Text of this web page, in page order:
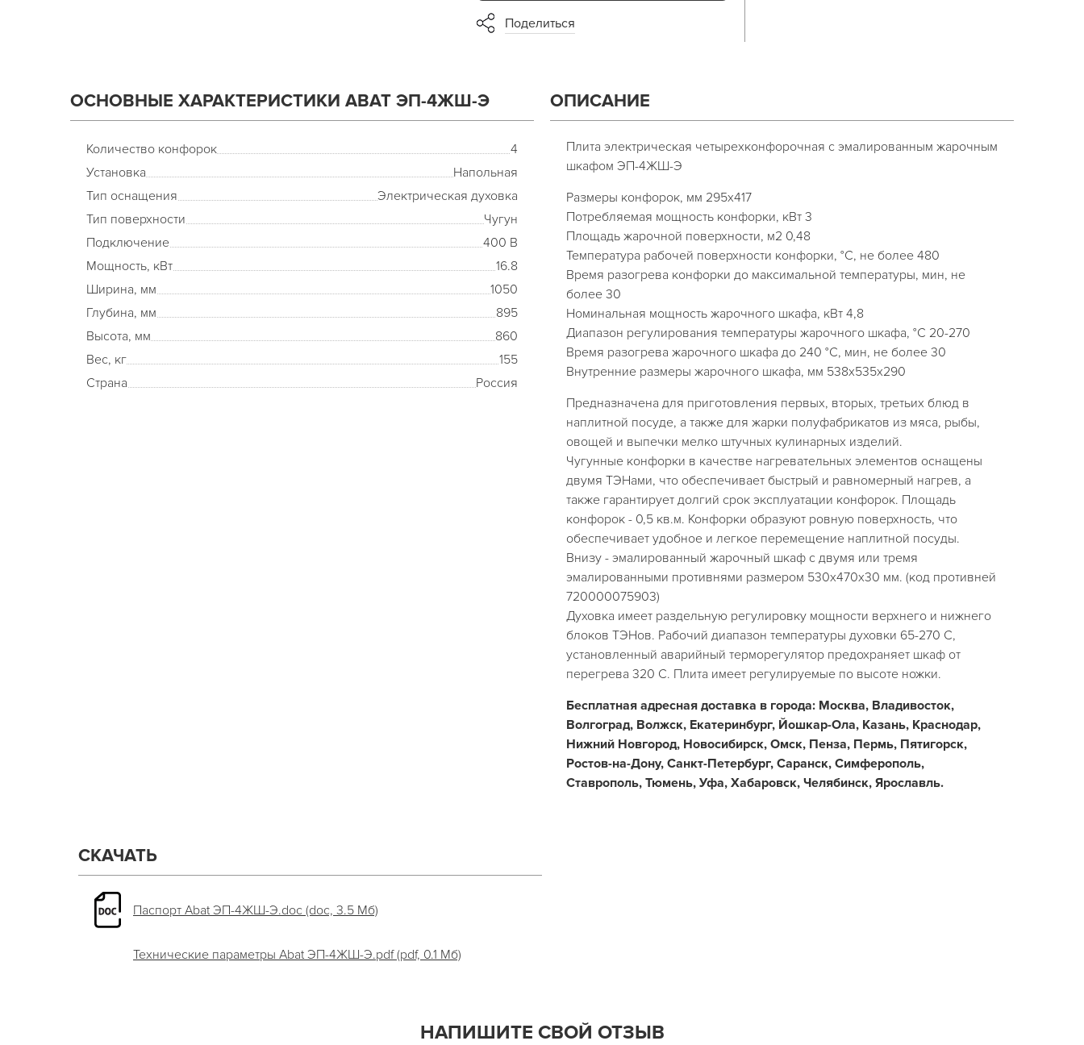
Поделиться
ОСНОВНЫЕ ХАРАКТЕРИСТИКИ ABAT ЭП-4ЖШ-Э
Количество конфорок
4
Установка
Напольная
Тип оснащения
Электрическая духовка
Тип поверхности
Чугун
Подключение
400 В
Мощность, кВт
16.8
Ширина, мм
1050
Глубина, мм
895
Высота, мм
860
Вес, кг
155
Страна
Россия
ОПИСАНИЕ
Плита электрическая четырехконфорочная с эмалированным жарочным
шкафом ЭП-4ЖШ-Э
Размеры конфорок, мм 295x417
Потребляемая мощность конфорки, кВт 3
Площадь жарочной поверхности, м2 0,48
Температура рабочей поверхности конфорки, °C, не более 480
Время разогрева конфорки до максимальной температуры, мин, не
более 30
Номинальная мощность жарочного шкафа, кВт 4,8
Диапазон регулирования температуры жарочного шкафа, °C 20-270
Время разогрева жарочного шкафа до 240 °C, мин, не более 30
Внутренние размеры жарочного шкафа, мм 538x535x290
Предназначена для приготовления первых, вторых, третьих блюд в
наплитной посуде, а также для жарки полуфабрикатов из мяса, рыбы,
овощей и выпечки мелко штучных кулинарных изделий.
Чугунные конфорки в качестве нагревательных элементов оснащены
двумя ТЭНами, что обеспечивает быстрый и равномерный нагрев, а
также гарантирует долгий срок эксплуатации конфорок. Площадь
конфорок - 0,5 кв.м. Конфорки образуют ровную поверхность, что
обеспечивает удобное и легкое перемещение наплитной посуды.
Внизу - эмалированный жарочный шкаф с двумя или тремя
эмалированными противнями размером 530х470х30 мм. (код противней
720000075903)
Духовка имеет раздельную регулировку мощности верхнего и нижнего
блоков ТЭНов. Рабочий диапазон температуры духовки 65-270 С,
установленный аварийный терморегулятор предохраняет шкаф от
перегрева 320 С. Плита имеет регулируемые по высоте ножки.
Бесплатная адресная доставка в города: Москва, Владивосток,
Волгоград, Волжск, Екатеринбург, Йошкар-Ола, Казань, Краснодар,
Нижний Новгород, Новосибирск, Омск, Пенза, Пермь, Пятигорск,
Ростов-на-Дону, Санкт-Петербург, Саранск, Симферополь,
Ставрополь, Тюмень, Уфа, Хабаровск, Челябинск, Ярославль.
СКАЧАТЬ
Паспорт Abat ЭП-4ЖШ-Э.doc (doc, 3.5 Мб)
Технические параметры Abat ЭП-4ЖШ-Э.pdf (pdf, 0.1 Мб)
НАПИШИТЕ СВОЙ ОТЗЫВ